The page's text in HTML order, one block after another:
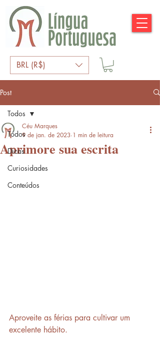
BRL (R$)
Post
Todos
Dicas
Curiosidades
Conteúdos
Todos
Aprimore sua escrita
Céu Marques
9 de jan. de 2023 1 min de leitura
Aproveite as férias para cultivar um
excelente hábito.